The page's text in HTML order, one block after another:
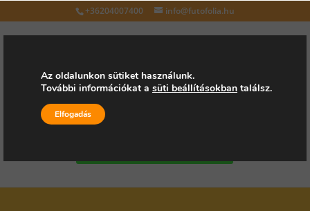
+36204007400 info@futofolia.hu
Válasszon oldalt
Az oldalunkon sütiket használunk.
További információkat a süti beállításokban találsz.
Elfogadás